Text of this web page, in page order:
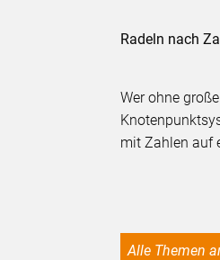
Radeln nach
Wer ohne
mit Zahlen auf
alle Themen